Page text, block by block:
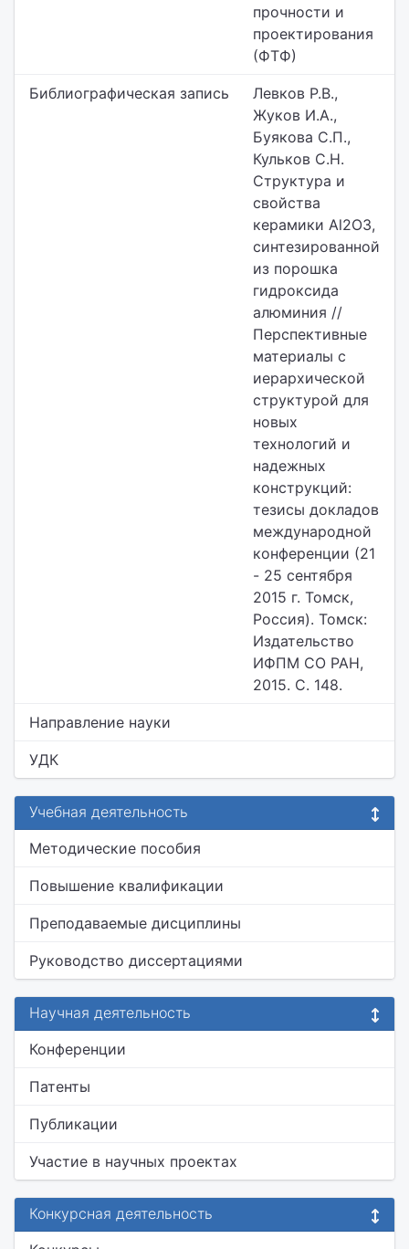
прочности и
проектирования
(ФТФ)
Библиографическая запись
Левков Р.В.,
Жуков И.А.,
Буякова С.П.,
Кульков С.Н.
Структура и
свойства
керамики Al2O3,
синтезированной
из порошка
гидроксида
алюминия //
Перспективные
материалы с
иерархической
структурой для
новых
технологий и
надежных
конструкций:
тезисы докладов
международной
конференции (21
- 25 сентября
2015 г. Томск,
Россия). Томск:
Издательство
ИФПМ СО РАН,
2015. С. 148.
Направление науки
УДК
Учебная деятельность
Методические пособия
Повышение квалификации
Преподаваемые дисциплины
Руководство диссертациями
Научная деятельность
Конференции
Патенты
Публикации
Участие в научных проектах
Конкурсная деятельность